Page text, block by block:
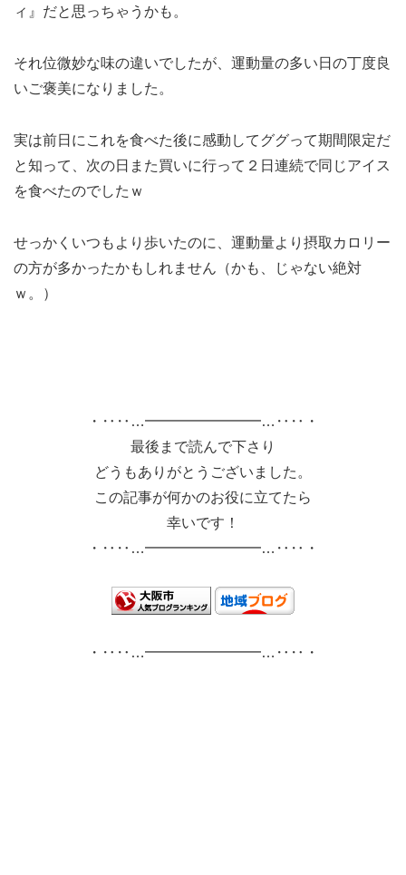
ィ』だと思っちゃうかも。
それ位微妙な味の違いでしたが、運動量の多い日の丁度良
いご褒美になりました。
実は前日にこれを食べた後に感動してググって期間限定だ
と知って、次の日また買いに行って２日連続で同じアイス
を食べたのでしたｗ
せっかくいつもより歩いたのに、運動量より摂取カロリー
の方が多かったかもしれません（かも、じゃない絶対
ｗ。）
・‥‥…━━━━━━━━…‥‥・
最後まで読んで下さり
どうもありがとうございました。
この記事が何かのお役に立てたら
幸いです！
・‥‥…━━━━━━━━…‥‥・
・‥‥…━━━━━━━━…‥‥・